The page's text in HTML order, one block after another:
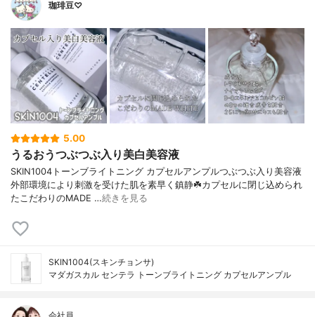
珈琲豆♡
5.00
うるおうつぶつぶ入り美白美容液
SKIN1004トーンブライトニング カプセルアンプルつぶつぶ入り美容液
外部環境により刺激を受けた肌を素早く鎮静☘️カプセルに閉じ込められ
たこだわりのMADE …続きを見る
SKIN1004(スキンチョンサ)
マダガスカル センテラ トーンブライトニング カプセルアンプル